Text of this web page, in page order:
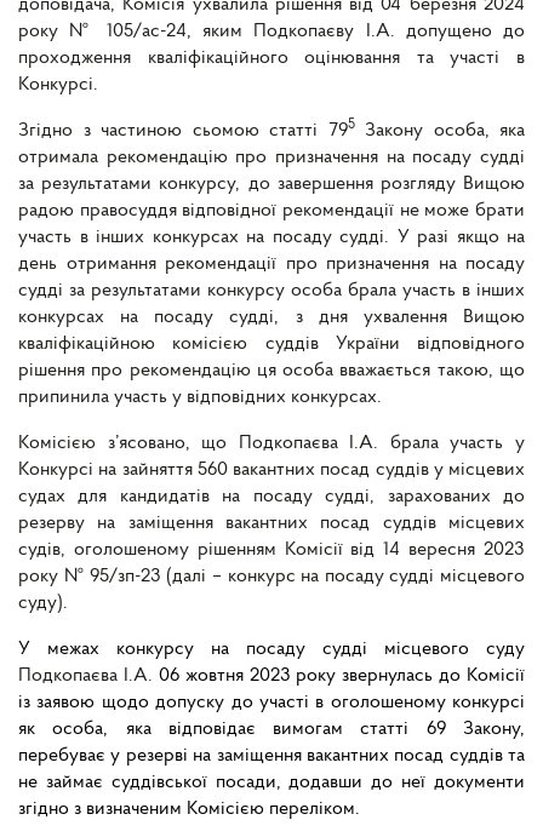
доповідача, Комісія ухвалила рішення від 04 березня 2024
року № 105/ас-24, яким Подкопаєву І.А. допущено до
проходження кваліфікаційного оцінювання та участі в
Конкурсі.
Згідно з частиною сьомою статті 795Закону особа, яка
отримала рекомендацію про призначення на посаду судді
за результатами конкурсу, до завершення розгляду Вищою
радою правосуддя відповідної рекомендації не може брати
участь в інших конкурсах на посаду судді. У разі якщо на
день отримання рекомендації про призначення на посаду
судді за результатами конкурсу особа брала участь в інших
конкурсах на посаду судді, з дня ухвалення Вищою
кваліфікаційною комісією суддів України відповідного
рішення про рекомендацію ця особа вважається такою, що
припинила участь у відповідних конкурсах.
Комісією з’ясовано, що Подкопаєва І.А. брала участь у
Конкурсі на зайняття 560 вакантних посад суддів у місцевих
судах для кандидатів на посаду судді, зарахованих до
резерву на заміщення вакантних посад суддів місцевих
судів, оголошеному рішенням
Комісії від 14 вересня 2023
року № 95/зп-23 (далі – конкурс на посаду судді місцевого
суду).
У межах конкурсу на посаду судді місцевого суду
Подкопаєва І.А. 06 жовтня 2023 року звернулась до Комісії
із заявою щодо допуску до участі в оголошеному конкурсі
як особа, яка відповідає вимогам статті 69 Закону,
перебуває у резерві на заміщення вакантних посад суддів та
не займає суддівської посади, додавши до неї документи
згідно з визначеним Комісією переліком.